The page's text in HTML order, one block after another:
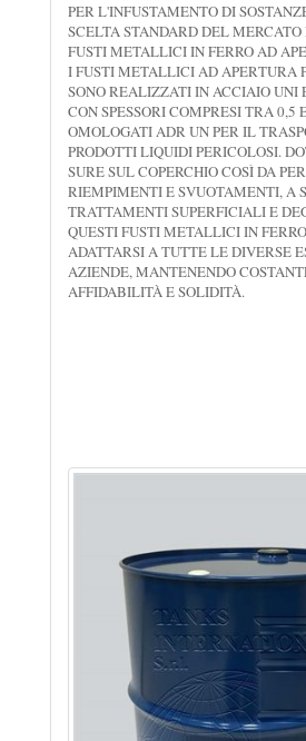
PER L'INFUSTAMENTO DI
SCELTA STANDARD DEL
FUSTI METALLICI IN FERRO AD
I FUSTI METALLICI AD APERTURA
SONO REALIZZATI IN ACCIAIO UNI
CON SPESSORI COMPRESI TRA 0,5
OMOLOGATI ADR UN PER IL
PRODOTTI LIQUIDI PERICOLOSI.
SURE SUL COPERCHIO COSÌ DA
RIEMPIMENTI E SVUOTAMENTI, A
TRATTAMENTI SUPERFICIALI E
QUESTI FUSTI METALLICI IN
ADATTARSI A TUTTE LE DIVERSE
AZIENDE, MANTENENDO
AFFIDABILITÀ E SOLIDITÀ.